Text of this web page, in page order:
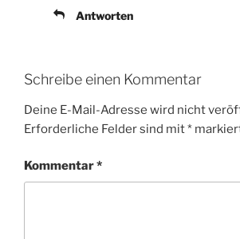
Antworten
Schreibe einen Kommentar
Deine E-Mail-Adresse wird nicht
Erforderliche Felder sind mit*
Kommentar*